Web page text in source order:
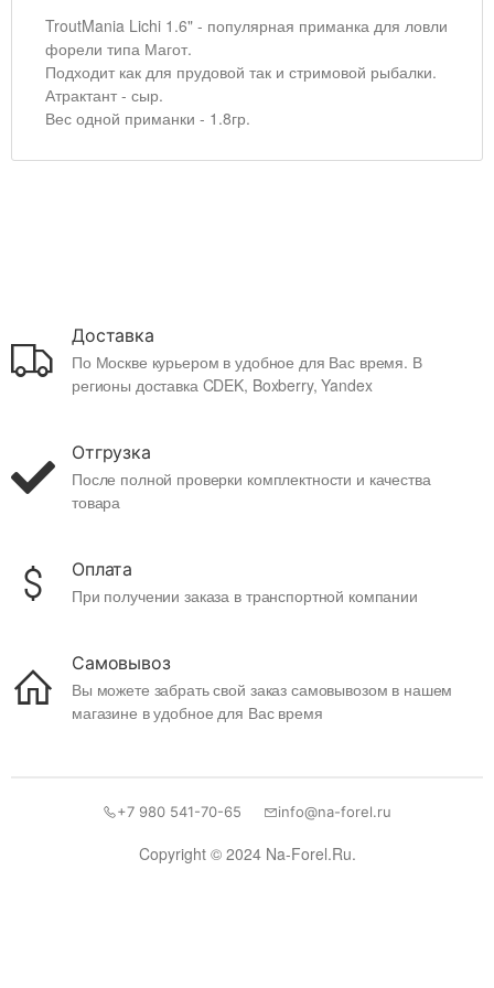
TroutMania Lichi 1.6" - популярная приманка для ловли
форели типа Магот.
Подходит как для прудовой так и стримовой рыбалки.
Атрактант - сыр.
Вес одной приманки - 1.8гр.
Доставка
По Москве курьером в удобное для Вас время. В
регионы доставка CDEK, Boxberry, Yandex
Отгрузка
После полной проверки комплектности и качества
товара
Оплата
При получении заказа в транспортной компании
Самовывоз
Вы можете забрать свой заказ самовывозом в нашем
магазине в удобное для Вас время
Copyright © 2024 Na-Forel.Ru.
+7 980 541-70-65 info@na-forel.ru